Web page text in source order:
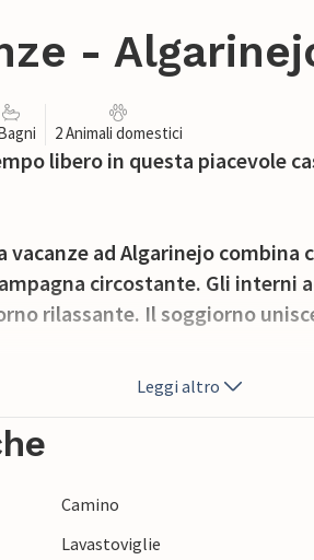
-
2 Animali domestici
libero in questa piacevole
vacanze ad Algarinejo
circostante. Gli interni
rilassante. Il soggiorno
un'invitante cucina estiva,
fisico, prendere il sole,
per gli amanti della natura
Leggi altro
Camino
Lavastoviglie